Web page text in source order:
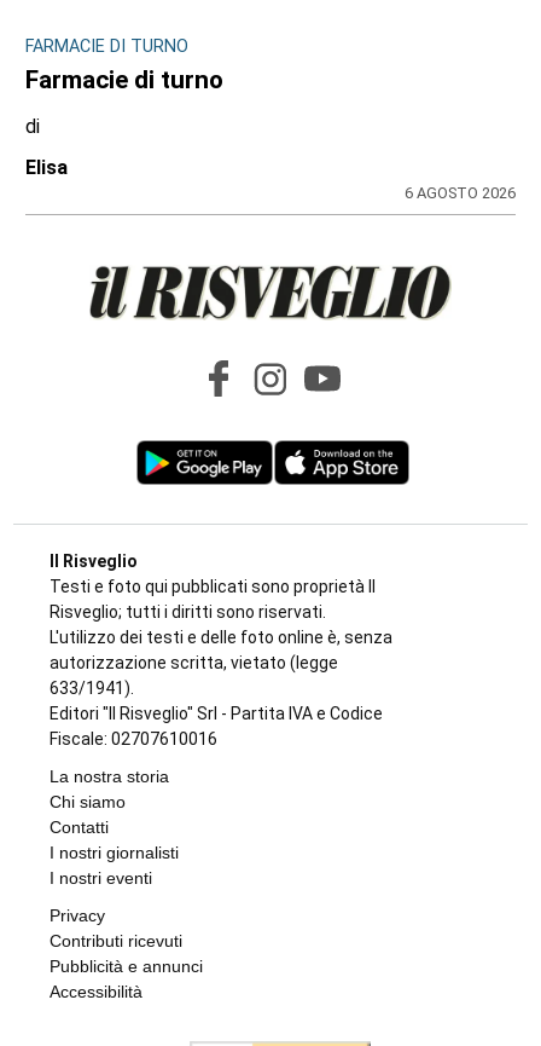
FARMACIE DI TURNO
Farmacie di turno
di
Elisa
6 AGOSTO 2026
Il Risveglio
Testi e foto qui pubblicati sono proprietà Il
Risveglio; tutti i diritti sono riservati.
L'utilizzo dei testi e delle foto online è, senza
autorizzazione scritta, vietato (legge
633/1941).
Editori "Il Risveglio" Srl - Partita IVA e Codice
Fiscale: 02707610016
La nostra storia
Chi siamo
Contatti
I nostri giornalisti
I nostri eventi
Privacy
Contributi ricevuti
Pubblicità e annunci
Accessibilità